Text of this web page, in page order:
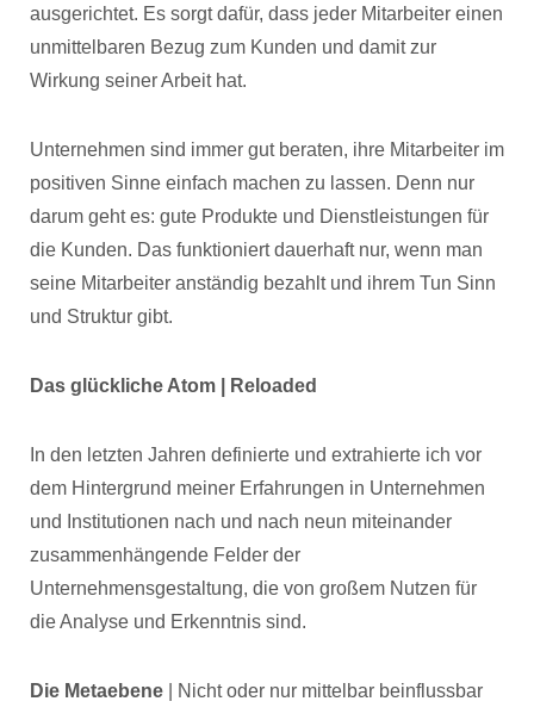
ausgerichtet. Es sorgt dafür, dass jeder Mitarbeiter einen
unmittelbaren Bezug zum Kunden und damit zur
Wirkung seiner Arbeit hat.
Unternehmen sind immer gut beraten, ihre Mitarbeiter im
positiven Sinne einfach machen zu lassen. Denn nur
darum geht es: gute Produkte und Dienstleistungen für
die Kunden. Das funktioniert dauerhaft nur, wenn man
seine Mitarbeiter anständig bezahlt und ihrem Tun Sinn
und Struktur gibt.
Das glückliche Atom | Reloaded
In den letzten Jahren definierte und extrahierte ich vor
dem Hintergrund meiner Erfahrungen in Unternehmen
und Institutionen nach und nach neun miteinander
zusammenhängende Felder der
Unternehmensgestaltung, die von großem Nutzen für
die Analyse und Erkenntnis sind.
Die Metaebene | Nicht oder nur mittelbar beinflussbar